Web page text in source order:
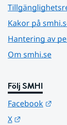
Kakor på
Hantering av
Om smhi.se
Följ SMHI
Facebook
X